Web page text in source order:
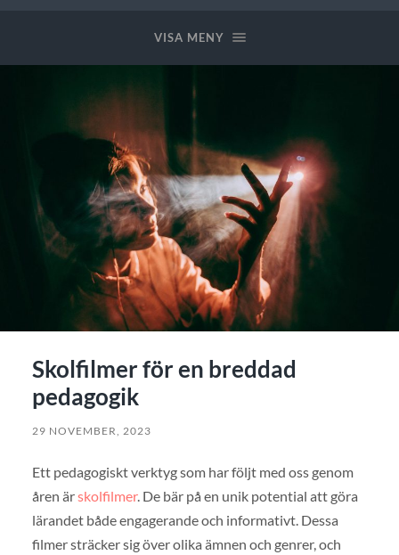
VISA MENY
Skolfilmer för en breddad
pedagogik
29 NOVEMBER, 2023
Ett pedagogiskt verktyg som har följt med oss genom
åren ärskolfilmer. De bär på en unik potential att göra
lärandet både engagerande och informativt. Dessa
filmer sträcker sig över olika ämnen och genrer, och